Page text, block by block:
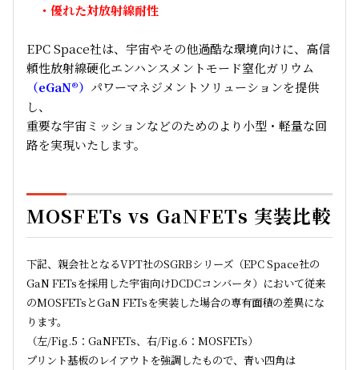
・優れた対放射線耐性
EPC Space社は、宇宙やその他過酷な環境向けに、高信
頼性放射線硬化エンハンスメントモード窒化ガリウム
（eGaN®） パワーマネジメントソリューションを提供
し、
重要な宇宙ミッションなどのためのより小型・軽量な回
路を実現いたします。
MOSFETs vs GaNFETs 実装比較
下記、親会社となるVPT社のSGRBシリーズ（EPC Space社の
GaN FETsを採用した宇宙向けDCDCコンバータ）において従来
のMOSFETsとGaN FETsを実装した場合の専有面積の差異にな
ります。
（左/Fig.5：GaNFETs、右/Fig.6：MOSFETs）
プリント基板のレイアウトを強調したもので、青い四角は